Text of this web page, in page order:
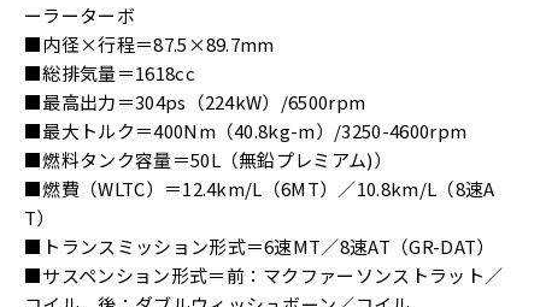
ーラーターボ
■内径×行程＝87.5×89.7mm
■総排気量＝1618cc
■最高出力＝304ps（224kW）/6500rpm
■最大トルク＝400Nm（40.8kg-m）/3250-4600rpm
■燃料タンク容量＝50L（無鉛プレミアム)）
■燃費（WLTC）＝12.4km/L（6MT）／10.8km/L（8速A
T）
■トランスミッション形式＝6速MT／8速AT（GR-DAT）
■サスペンション形式＝前：マクファーソンストラット／